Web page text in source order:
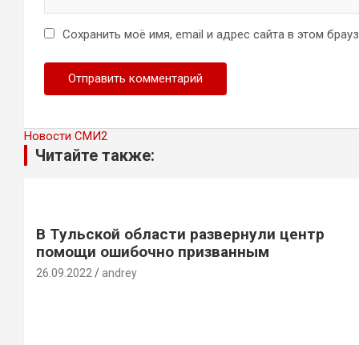
Сохранить моё имя, email и адрес сайта в этом
Новости СМИ2
Читайте также:
В Тульской области развернули центр
помощи ошибочно призванным
26.09.2022 andrey